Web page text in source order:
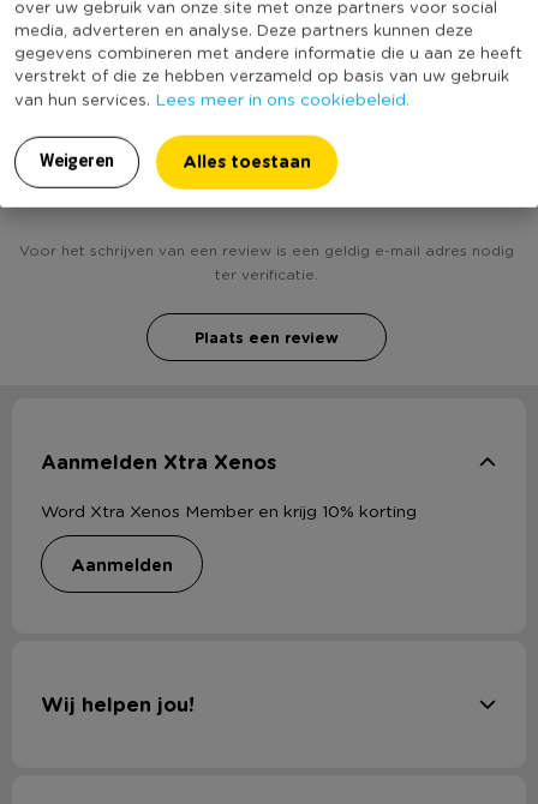
over uw gebruik van onze site met onze partners voor social
media, adverteren en analyse. Deze partners kunnen deze
gegevens combineren met andere informatie die u aan ze heeft
verstrekt of die ze hebben verzameld op basis van uw gebruik
van hun services. Lees meer in ons cookiebeleid.
Weigeren Alles toestaan
Duurzaamheidsscore
(Nog) geen score
bekend
Heb jij Vlaggenlijn new baby ? Schrijf een review!
Voor het schrijven van een review is een geldig e-mail adres nodig
ter verificatie.
Plaats een review
Aanmelden Xtra Xenos
Word Xtra Xenos Member en krijg 10% korting
aanmelden
Wij helpen jou!